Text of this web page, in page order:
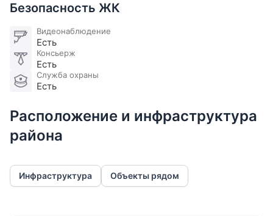
Безопасность ЖК
Видеонаблюдение
Есть
Консьерж
Есть
Служба охраны
Есть
Расположение и инфраструктура
района
Инфраструктура Объекты рядом